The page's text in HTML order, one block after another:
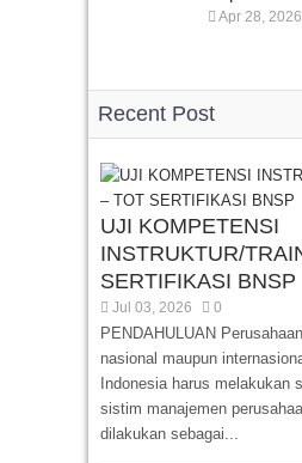
Apr 28, 2026
Recent Post
UJI KOMPETENSI
INSTRUKTUR/
SERTIFIKASI BNSP
Jul 03, 2026 0
PENDAHULUAN
nasional maupun
Indonesia harus melakukan
sistim manajemen
dilakukan sebagai...